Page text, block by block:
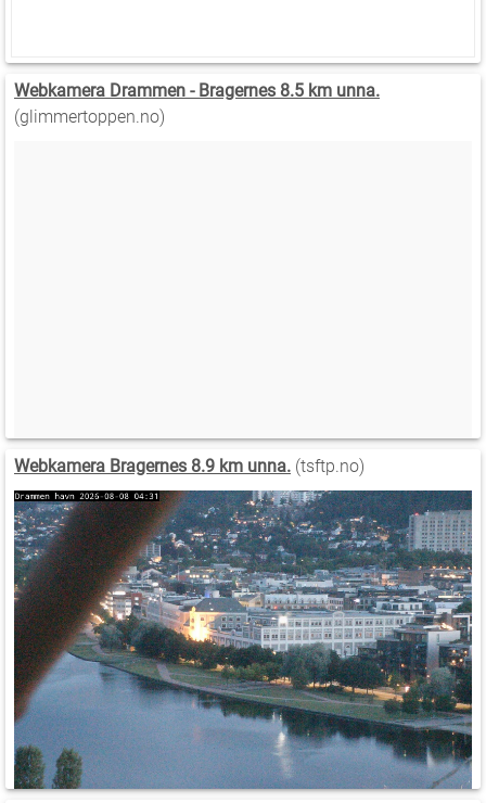
Webkamera Drammen - Bragernes 8.5 km unna.
(glimmertoppen.no)
Webkamera Bragernes 8.9 km unna. (tsftp.no)